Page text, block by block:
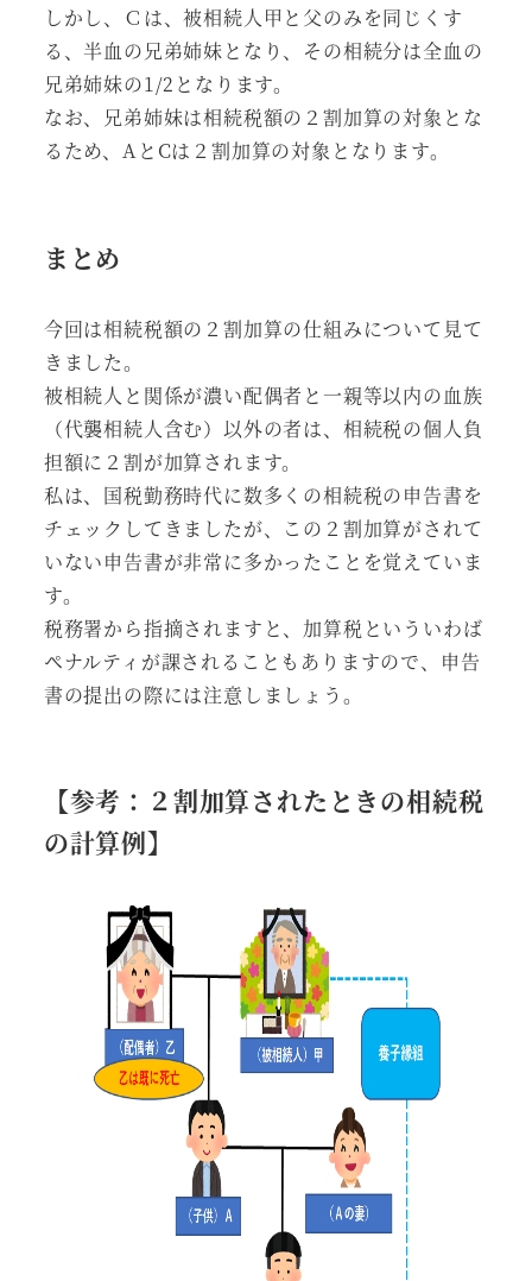
しかし、Ｃは、被相続人甲と父のみを同じくす
る、半血の兄弟姉妹となり、その相続分は全血の
兄弟姉妹の1/2となります。
なお、兄弟姉妹は相続税額の２割加算の対象とな
るため、AとCは２割加算の対象となります。
まとめ
今回は相続税額の２割加算の仕組みについて見て
きました。
被相続人と関係が濃い配偶者と一親等以内の血族
（代襲相続人含む）以外の者は、相続税の個人負
担額に２割が加算されます。
私は、国税勤務時代に数多くの相続税の申告書を
チェックしてきましたが、この２割加算がされて
いない申告書が非常に多かったことを覚えていま
す。
税務署から指摘されますと、加算税といういわば
ペナルティが課されることもありますので、申告
書の提出の際には注意しましょう。
【参考：２割加算されたときの相続税
の計算例】